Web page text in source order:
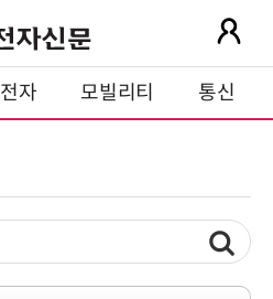
전자 모빌리티 통신